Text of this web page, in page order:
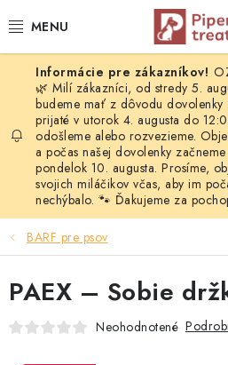
na
NAŠE SPRÁVY
PIPER'S NOVINKY
BARF PRE PSOV
BARF PRE MAČKY
MRAZOM SUŠENÉ PAMLSKY
SUŠENÉ KOMPLETNÉ MENU
🌿 Milí zákazníci, od stredy 5.
budeme mať z dôvodu dovolenky
prijaté v utorok 4. augusta do
odošleme alebo rozvezieme.
a počas našej dovolenky
pondelok 10. augusta. Prosíme,
svojich miláčikov včas, aby im
nechýbalo. 🐾 Ďakujeme za
BARF pre psov
PAEX – Sobie
Neohodnotené